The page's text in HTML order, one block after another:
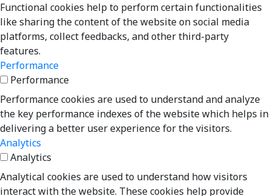
Functional cookies help to perform certain functionalities
like sharing the content of the website on social media
platforms, collect feedbacks, and other third-party
features.
Performance
Performance
Performance cookies are used to understand and analyze
the key performance indexes of the website which helps in
delivering a better user experience for the visitors.
Analytics
Analytics
Analytical cookies are used to understand how visitors
interact with the website. These cookies help provide